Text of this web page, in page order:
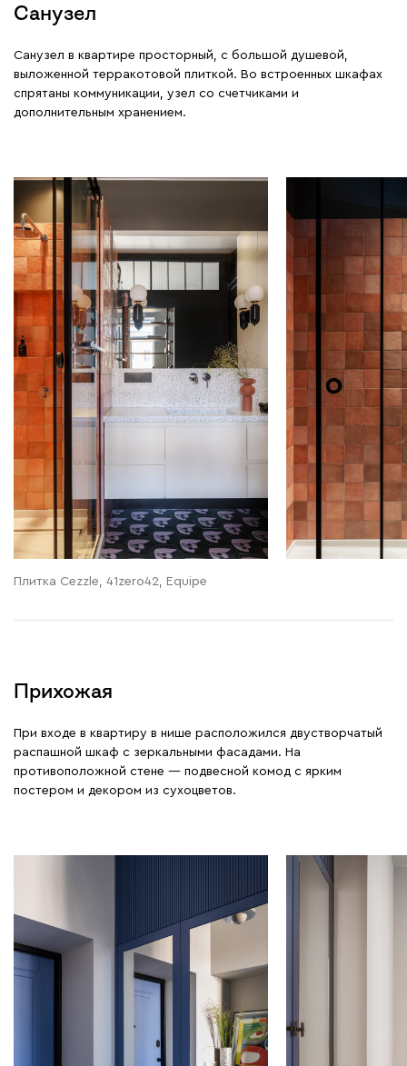
Санузел
Санузел в квартире просторный, с большой душевой,
выложенной терракотовой плиткой. Во встроенных шкафах
спрятаны коммуникации, узел со счетчиками и
дополнительным хранением.
Плитка Cezzle, 41zero42, Equipe
Прихожая
При входе в квартиру в нише расположился двустворчатый
распашной шкаф с зеркальными фасадами. На
противоположной стене — подвесной комод с ярким
постером и декором из сухоцветов.